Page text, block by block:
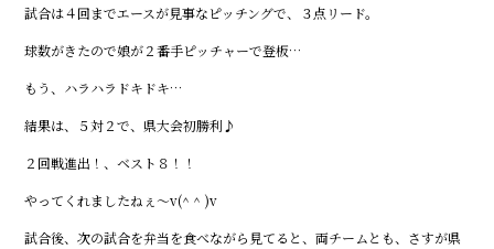
試合は４回までエースが見事なピッチングで、３点リード。
球数がきたので娘が２番手ピッチャーで登板…
もう、ハラハラドキドキ…
結果は、５対２で、県大会初勝利♪
２回戦進出！、ベスト８！！
やってくれましたねぇ～v(^ ^ )v
試合後、次の試合を弁当を食べながら見てると、両チームとも、さすが県